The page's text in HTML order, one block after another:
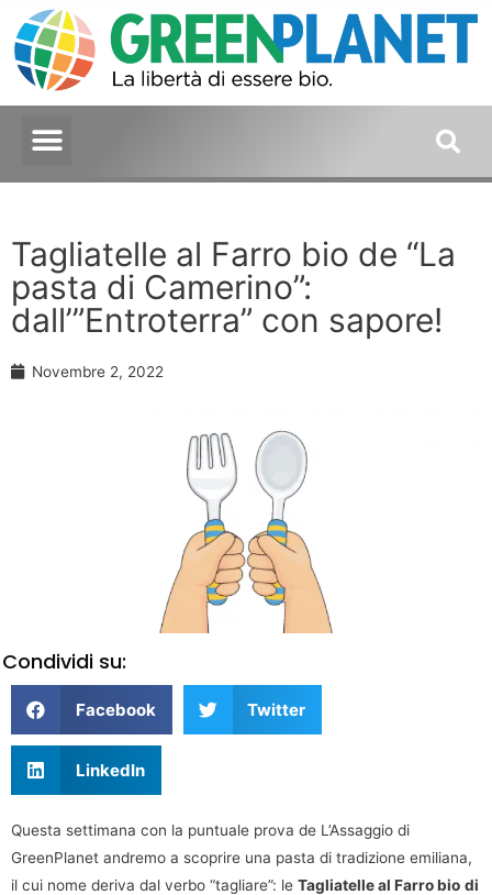
Tagliatelle al Farro bio de “La
pasta di Camerino”:
dall’”Entroterra” con sapore!
Novembre 2, 2022
Condividi su:
Facebook Twitter
LinkedIn
Questa settimana con la puntuale prova de L’Assaggio di
GreenPlanet andremo a scoprire una pasta di tradizione emiliana,
il cui nome deriva dal verbo “tagliare”: le Tagliatelle al Farro bio di